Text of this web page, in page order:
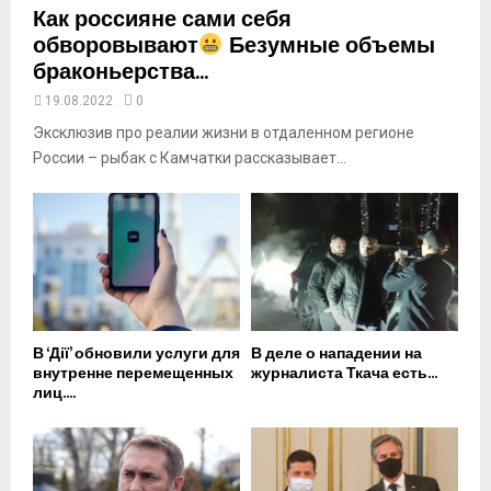
Как россияне сами себя
обворовывают Безумные объемы
браконьерства...
19.08.2022 0
Эксклюзив про реалии жизни в отдаленном регионе
России – рыбак с Камчатки рассказывает...
В ‘Дії’ обновили услуги для
внутренне перемещенных
лиц....
В деле о нападении на
журналиста Ткача есть...